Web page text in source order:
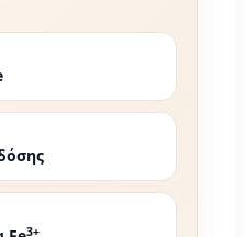
3+